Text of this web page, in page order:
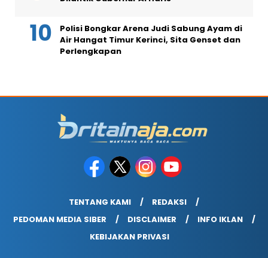
Polisi Bongkar Arena Judi Sabung Ayam di
Air Hangat Timur Kerinci, Sita Genset dan
Perlengkapan
TENTANG KAMI
REDAKSI
PEDOMAN MEDIA SIBER
DISCLAIMER
INFO IKLAN
KEBIJAKAN PRIVASI